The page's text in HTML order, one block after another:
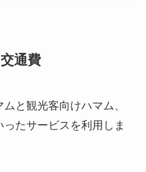
通費
と観光客向けハマム、
たサービスを利用しま